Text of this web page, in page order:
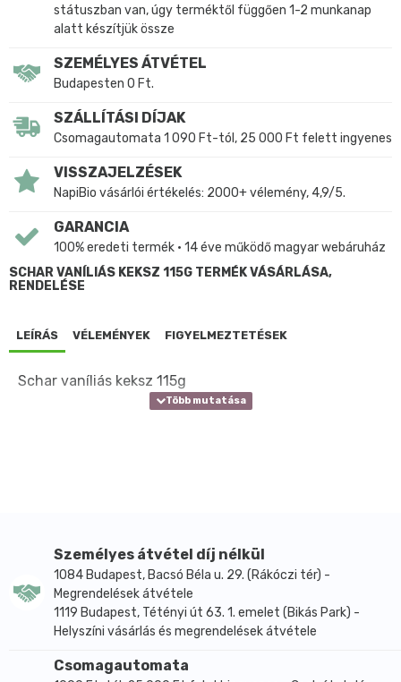
státuszban van, úgy terméktől függően 1-2 munkanap
alatt készítjük össze
SZEMÉLYES ÁTVÉTEL
Budapesten 0 Ft.
SZÁLLÍTÁSI DÍJAK
Csomagautomata 1 090 Ft-tól, 25 000 Ft felett ingyenes
VISSZAJELZÉSEK
NapiBio vásárlói értékelés: 2000+ vélemény, 4,9/5.
GARANCIA
100% eredeti termék • 14 éve működő magyar webáruház
SCHAR VANÍLIÁS KEKSZ 115G TERMÉK VÁSÁRLÁSA,
RENDELÉSE
LEÍRÁS VÉLEMÉNYEK FIGYELMEZTETÉSEK
Schar vaníliás keksz 115g
Személyes átvétel díj nélkül
1084 Budapest, Bacsó Béla u. 29. (Rákóczi tér) -
Megrendelések átvétele
1119 Budapest, Tétényi út 63. 1. emelet (Bikás Park) -
Helyszíni vásárlás és megrendelések átvétele
Csomagautomata